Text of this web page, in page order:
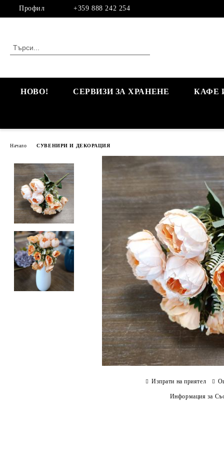
Профил +359 888 242 254
НОВО! СЕРВИЗИ ЗА ХРАНЕНЕ КАФЕ
Начало СУВЕНИРИ И ДЕКОРАЦИЯ
Изпрати на приятел
Информация за